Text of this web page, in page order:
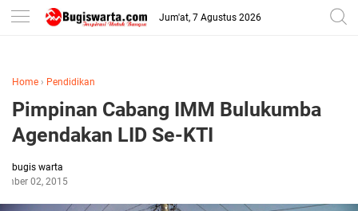
-->
Jum'at, 7 Agustus 2026
Home › Pendidikan
Pimpinan Cabang IMM Bulukumba
Agendakan LID Se-KTI
bugis warta
02, 2015